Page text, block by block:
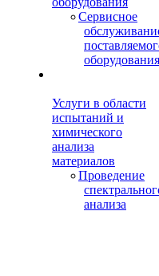
Сервисное
оборудования
Услуги в области
испытаний и
химического
анализа
материалов
Проведение
анализа